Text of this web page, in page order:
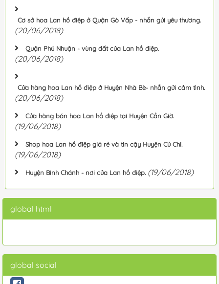
Cơ sở hoa Lan hồ điệp ở Quận Gò Vấp - nhắn gửi yêu thương.
(20/06/2018)
Quận Phú Nhuận - vùng đất của Lan hồ điệp.
(20/06/2018)
Cửa hàng hoa Lan hồ điệp ở Huyện Nhà Bè- nhắn gửi cảm tình.
(20/06/2018)
Cửa hàng bán hoa Lan hồ điệp tại Huyện Cần Giờ.
(19/06/2018)
Shop hoa Lan hồ điệp giá rẻ và tin cậy Huyện Củ Chi.
(19/06/2018)
Huyện Bình Chánh - nơi của Lan hồ điệp. (19/06/2018)
global html
global social